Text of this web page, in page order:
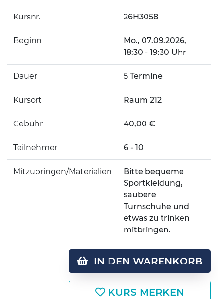
Kursnr. 26H3058
Beginn Mo., 07.09.2026,
18:30 - 19:30 Uhr
Dauer 5 Termine
Kursort Raum 212
Gebühr 40,00 €
Teilnehmer 6 - 10
Mitzubringen/Materialien
Bitte bequeme
Sportkleidung,
saubere
Turnschuhe und
etwas zu trinken
mitbringen.
IN DEN WARENKORB
KURS MERKEN